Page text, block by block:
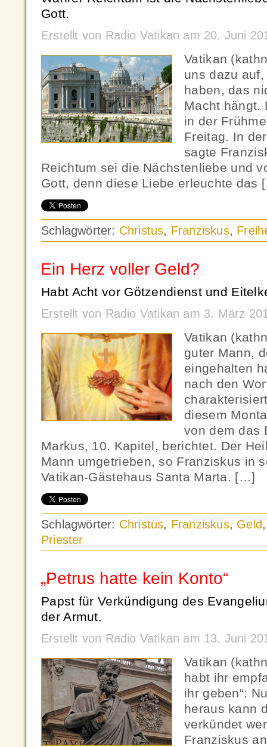
Gott.
Erstellt von Radio Vatikan am 20. Juni
Vatikan
uns dazu auf,
haben, das
Macht hängt.
in der
Freitag. In
sagte
Reichtum sei die Nächstenliebe und
Gott, denn diese Liebe erleuchte das
Schlagwörter: Christus, Franziskus,
Ein Herz voller Geld?
Habt Acht vor Götzendienst und
Erstellt von Radio Vatikan am 3. März
Vatikan
guter Mann,
eingehalten
nach den
diesem
von dem das
Markus, 10. Kapitel, berichtet. Der
Mann umgetrieben, so Franziskus in
Vatikan-Gästehaus Santa Marta. […]
Schlagwörter: Christus, Franziskus, Geld
Priester
„Petrus hatte kein Konto“
Papst für Verkündigung des
der Armut.
Erstellt von Radio Vatikan am 13. Juni
Vatikan
habt ihr
ihr geben“:
heraus kann
verkündet
Franziskus